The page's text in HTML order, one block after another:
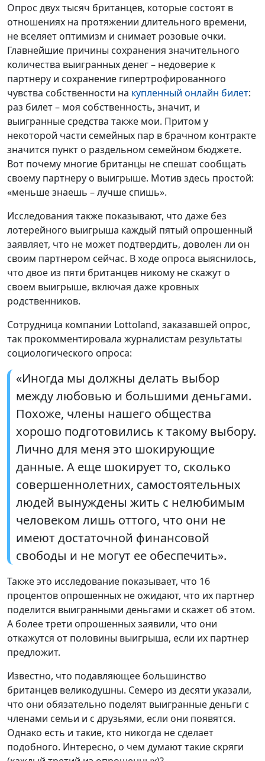
Опрос двух тысяч британцев, которые состоят в
отношениях на протяжении длительного времени,
не вселяет оптимизм и снимает розовые очки.
Главнейшие причины сохранения значительного
количества выигранных денег – недоверие к
партнеру и сохранение гипертрофированного
чувства собственности на купленный онлайн билет:
раз билет – моя собственность, значит, и
выигранные средства также мои. Притом у
некоторой части семейных пар в брачном контракте
значится пункт о раздельном семейном бюджете.
Вот почему многие британцы не спешат сообщать
своему партнеру о выигрыше. Мотив здесь простой:
«меньше знаешь – лучше спишь».
Исследования также показывают, что даже без
лотерейного выигрыша каждый пятый опрошенный
заявляет, что не может подтвердить, доволен ли он
своим партнером сейчас. В ходе опроса выяснилось,
что двое из пяти британцев никому не скажут о
своем выигрыше, включая даже кровных
родственников.
Сотрудница компании Lottoland, заказавшей опрос,
так прокомментировала журналистам результаты
социологического опроса:
«Иногда мы должны делать выбор
между любовью и большими деньгами.
Похоже, члены нашего общества
хорошо подготовились к такому выбору.
Лично для меня это шокирующие
данные. А еще шокирует то, сколько
совершеннолетних, самостоятельных
людей вынуждены жить с нелюбимым
человеком лишь оттого, что они не
имеют достаточной финансовой
свободы и не могут ее обеспечить».
Также это исследование показывает, что 16
процентов опрошенных не ожидают, что их партнер
поделится выигранными деньгами и скажет об этом.
А более трети опрошенных заявили, что они
откажутся от половины выигрыша, если их партнер
предложит.
Известно, что подавляющее большинство
британцев великодушны. Семеро из десяти указали,
что они обязательно поделят выигранные деньги с
членами семьи и с друзьями, если они появятся.
Однако есть и такие, кто никогда не сделает
подобного. Интересно, о чем думают такие скряги